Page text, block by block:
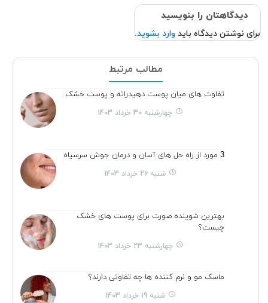
دیدگاهتان را بنویسید
برای نوشتن دیدگاه باید وارد بشوید.
مطالب مرتبط
تفاوت های میان پوست دهیدراته و پوست خشک
چهارشنبه 30 خرداد 1403
3 مورد از راه حل های آسان و درمان جوش سرسیاه
شنبه 26 خرداد 1403
بهترین شوینده صورت برای پوست های خشک
چیست؟
چهارشنبه 23 خرداد 1403
ماسک مو و نرم کننده ها چه تفاوتی دارند؟
شنبه 19 خرداد 1403